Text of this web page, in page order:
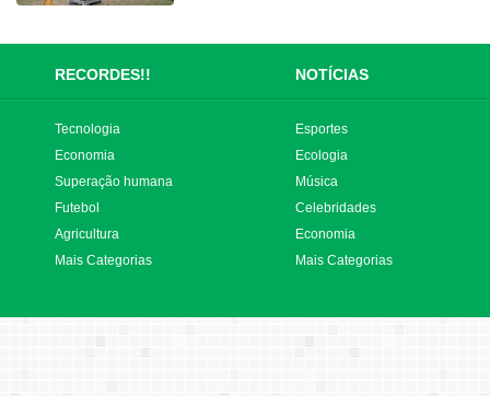
RECORDES!! NOTÍCIAS
Tecnologia
Economia
Superação humana
Futebol
Agricultura
Mais Categorias
Esportes
Ecologia
Música
Celebridades
Economia
Mais Categorias